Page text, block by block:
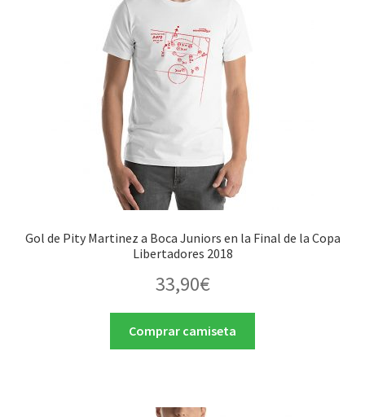
Gol de Pity Martinez a Boca Juniors en la Final de la Copa
Libertadores 2018
33,90€
Comprar camiseta